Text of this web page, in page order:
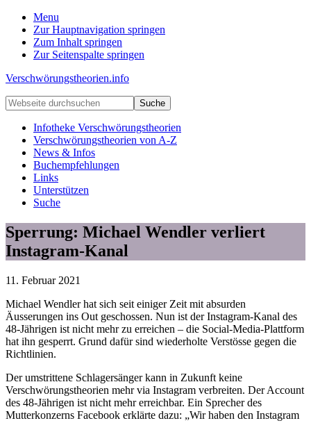
Menu
Zur Hauptnavigation springen
Zum Inhalt springen
Zur Seitenspalte springen
Verschwörungstheorien.info
Beiträge
zu
Merkmalen,
Funktionen
Risiken
konspirationistischen
Denkens
Webseite
durchsuchen
Infotheke Verschwörungstheorien
Verschwörungstheorien von A-Z
News & Infos
Buchempfehlungen
Links
Unterstützen
Suche
Sperrung: Michael Wendler verliert
Instagram-Kanal
11. Februar 2021
Michael Wendler hat sich seit einiger Zeit mit absurden
Äusserungen ins Out geschossen. Nun ist der Instagram-Kanal des
48-Jährigen ist nicht mehr zu erreichen – die Social-Media-Plattform
hat ihn gesperrt. Grund dafür sind wiederholte Verstösse gegen die
Richtlinien.
Der umstrittene Schlagersänger kann in Zukunft keine
Verschwörungstheorien mehr via Instagram verbreiten. Der Account
des 48-Jährigen ist nicht mehr erreichbar. Ein Sprecher des
Mutterkonzerns Facebook erklärte dazu: „Wir haben den Instagram